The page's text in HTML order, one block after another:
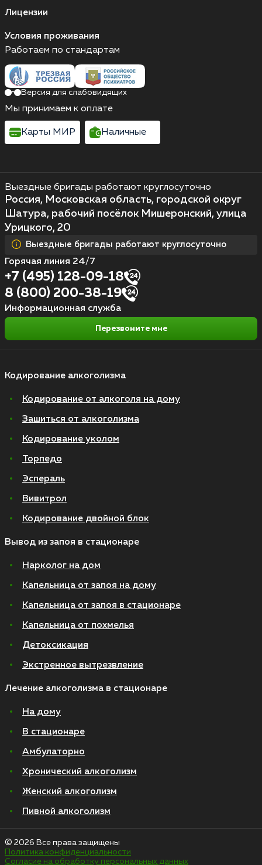
Лицензии
Условия проживания
Кодирование алкоголизма
Кодирование от алкоголя на дому
Зашиться от алкоголизма
Кодирование уколом
Торпедо
Эспераль
Вивитрол
Кодирование двойной блок
Вывод из запоя в стационаре
Нарколог на дом
Капельница от запоя на дому
Капельница от запоя в стационаре
Капельница от похмелья
Детоксикация
Экстренное вытрезвление
Лечение алкоголизма в стационаре
На дому
В стационаре
Амбулаторно
Хронический алкоголизм
Женский алкоголизм
Пивной алкоголизм
Выездные бригады работают круглосуточно
Россия, Московская область, городской округ
Шатура, рабочий посёлок Мишеронский, улица
Урицкого, 20
Выездные бригады работают круглосуточно
Горячая линия 24/7
+7 (495) 128-09-18
8 (800) 200-38-19
Информационная служба
Перезвоните мне
Работаем по стандартам
Версия для слабовидящих
Мы принимаем к оплате
Карты МИР Наличные
© 2026 Все права защищены
Политика конфиденциальности
Согласие на обработку персональных данных